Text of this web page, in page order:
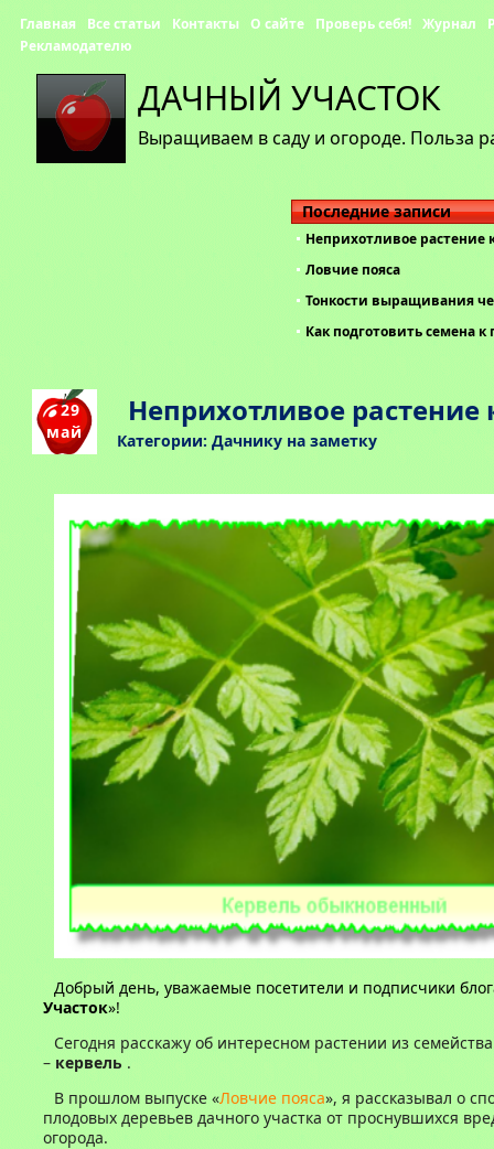
ДАЧНЫЙ УЧАСТОК
Выращиваем в саду и огороде. Польза
Главная Все статьи Контакты О сайте Проверь себя! Журнал
Рекламодателю
Последние записи
Неприхотливое растение
Ловчие пояса
Тонкости выращивания
Как подготовить семена к
29
май
Неприхотливое растение
Категории: Дачнику на заметку
Добрый день, уважаемые посетители и подписчики
Участок»!
Сегодня расскажу об интересном растении из
– кервель .
В прошлом выпуске «Ловчие пояса», я рассказывал о
плодовых деревьев дачного участка от проснувшихся
огорода.